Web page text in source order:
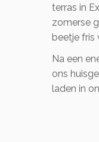
terras in
zomerse
beetje fris
Na een
ons
laden in